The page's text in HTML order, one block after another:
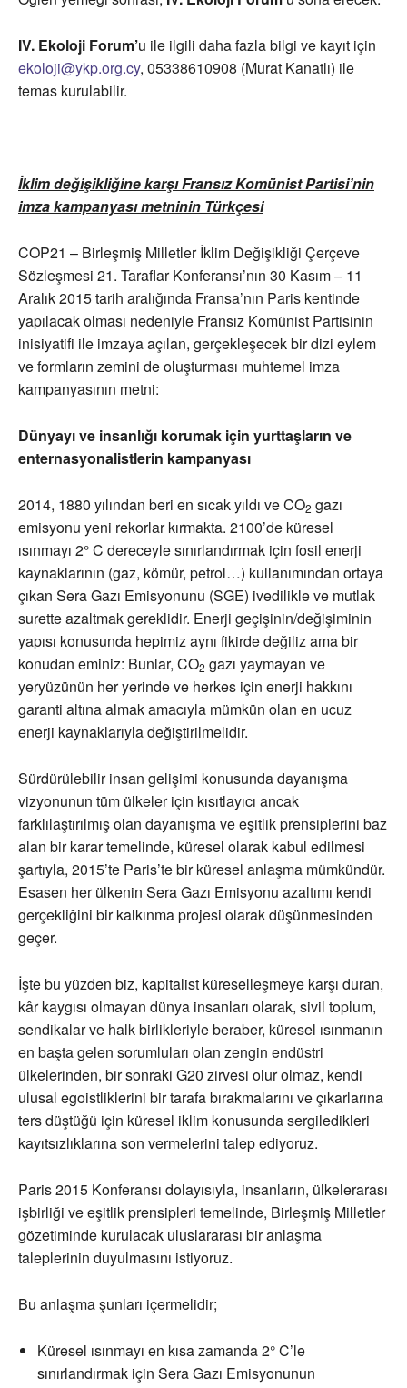
IV. Ekoloji Forum’u ile ilgili daha fazla bilgi ve kayıt için
ekoloji@ykp.org.cy, 05338610908 (Murat Kanatlı) ile
temas kurulabilir.
İklim değişikliğine karşı Fransız Komünist Partisi’nin
imza kampanyası metninin Türkçesi
COP21 – Birleşmiş Milletler İklim Değişikliği Çerçeve
Sözleşmesi 21. Taraflar Konferansı’nın 30 Kasım – 11
Aralık 2015 tarih aralığında Fransa’nın Paris kentinde
yapılacak olması nedeniyle Fransız Komünist Partisinin
inisiyatifi ile imzaya açılan, gerçekleşecek bir dizi eylem
ve formların zemini de oluşturması muhtemel imza
kampanyasının metni:
Dünyayı ve insanlığı korumak için yurttaşların ve
enternasyonalistlerin kampanyası
2014, 1880 yılından beri en sıcak yıldı ve CO2 gazı
emisyonu yeni rekorlar kırmakta. 2100’de küresel
ısınmayı 2° C dereceyle sınırlandırmak için fosil enerji
kaynaklarının (gaz, kömür, petrol…) kullanımından ortaya
çıkan Sera Gazı Emisyonunu (SGE) ivedilikle ve mutlak
surette azaltmak gereklidir. Enerji geçişinin/değişiminin
yapısı konusunda hepimiz aynı fikirde değiliz ama bir
konudan eminiz: Bunlar, CO2 gazı yaymayan ve
yeryüzünün her yerinde ve herkes için enerji hakkını
garanti altına almak amacıyla mümkün olan en ucuz
enerji kaynaklarıyla değiştirilmelidir.
Sürdürülebilir insan gelişimi konusunda dayanışma
vizyonunun tüm ülkeler için kısıtlayıcı ancak
farklılaştırılmış olan dayanışma ve eşitlik prensiplerini baz
alan bir karar temelinde, küresel olarak kabul edilmesi
şartıyla, 2015’te Paris’te bir küresel anlaşma mümkündür.
Esasen her ülkenin Sera Gazı Emisyonu azaltımı kendi
gerçekliğini bir kalkınma projesi olarak düşünmesinden
geçer.
İşte bu yüzden biz, kapitalist küreselleşmeye karşı duran,
kâr kaygısı olmayan dünya insanları olarak, sivil toplum,
sendikalar ve halk birlikleriyle beraber, küresel ısınmanın
en başta gelen sorumluları olan zengin endüstri
ülkelerinden, bir sonraki G20 zirvesi olur olmaz, kendi
ulusal egoistliklerini bir tarafa bırakmalarını ve çıkarlarına
ters düştüğü için küresel iklim konusunda sergiledikleri
kayıtsızlıklarına son vermelerini talep ediyoruz.
Paris 2015 Konferansı dolayısıyla, insanların, ülkelerarası
işbirliği ve eşitlik prensipleri temelinde, Birleşmiş Milletler
gözetiminde kurulacak uluslararası bir anlaşma
taleplerinin duyulmasını istiyoruz.
Bu anlaşma şunları içermelidir;
Küresel ısınmayı en kısa zamanda 2° C’le
sınırlandırmak için Sera Gazı Emisyonunun